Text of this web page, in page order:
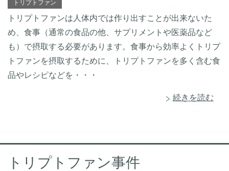
トリプトファン
トリプトファンは人体内では作り出すことが出来ないた
め、食事（通常の食品の他、サプリメントや医薬品など
も）で摂取する必要があります。食事から効率よくトリプ
トファンを摂取するために、トリプトファンを多く含む食
品やレシピなどを・・・
続きを読む
トリプトファン事件